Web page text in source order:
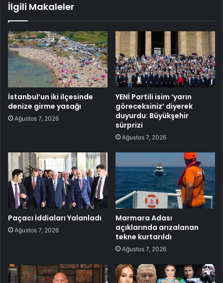
İlgili Makaleler
İstanbul’un iki ilçesinde
denize girme yasağı
Ağustos 7, 2026
YENİ Partili isim ‘yarın
göreceksiniz’ diyerek
duyurdu: Büyükşehir
sürprizi
Ağustos 7, 2026
Paçacı İddiaları Yalanladı
Ağustos 7, 2026
Marmara Adası
açıklarında arızalanan
tekne kurtarıldı
Ağustos 7, 2026